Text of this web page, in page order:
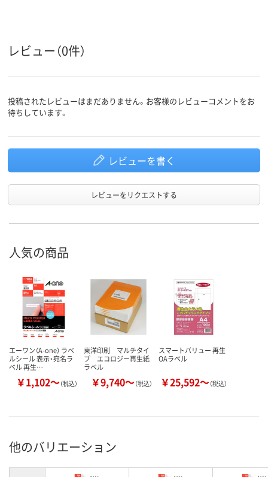
レビュー（0件）
投稿されたレビューはまだありません。お客様のレビューコメントをお
待ちしています。
レビューを書く
レビューをリクエストする
人気の商品
エーワン（A-one） ラベ
ルシール 表示・宛名ラ
ベル 再生…
￥1,102～（税込）
東洋印刷 マルチタイ
プ エコロジー再生紙
ラベル
￥9,740～（税込）
スマートバリュー 再生
OAラベル
￥25,592～（税込）
他のバリエーション